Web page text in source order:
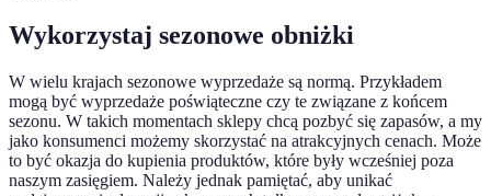
Wykorzystaj sezonowe obniżki
W wielu krajach sezonowe wyprzedaże są normą. Przykładem
mogą być wyprzedaże poświąteczne czy te związane z końcem
sezonu. W takich momentach sklepy chcą pozbyć się zapasów, a my
jako konsumenci możemy skorzystać na atrakcyjnych cenach. Może
to być okazja do kupienia produktów, które były wcześniej poza
naszym zasięgiem. Należy jednak pamiętać, aby unikać